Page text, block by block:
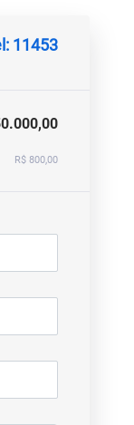
11453
R$ 800,00